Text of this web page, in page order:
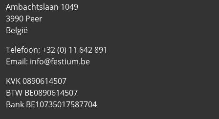
Ambachtslaan 1049
3990 Peer
België
Telefoon: +32 (0) 11 642 891
Email: info@festium.be
KVK 0890614507
BTW BE0890614507
Bank BE10735017587704